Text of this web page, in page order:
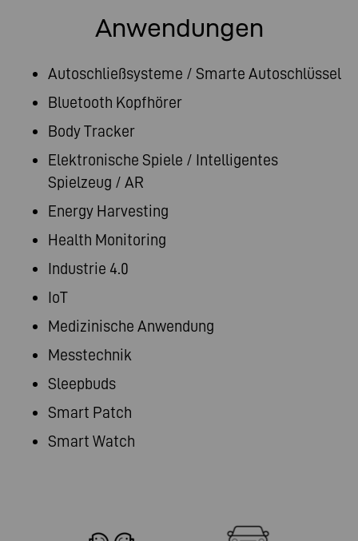
Anwendungen
Autoschließsysteme / Smarte Autoschlüssel
Bluetooth Kopfhörer
Body Tracker
Elektronische Spiele / Intelligentes
Spielzeug / AR
Energy Harvesting
Health Monitoring
Industrie 4.0
IoT
Medizinische Anwendung
Messtechnik
Sleepbuds
Smart Patch
Smart Watch